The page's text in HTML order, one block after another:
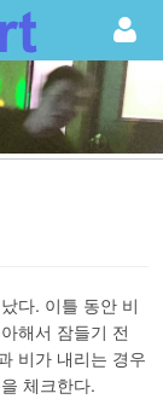
다. 이틀 동안 비
해서 잠들기 전
비가 내리는 경우
체크한다.